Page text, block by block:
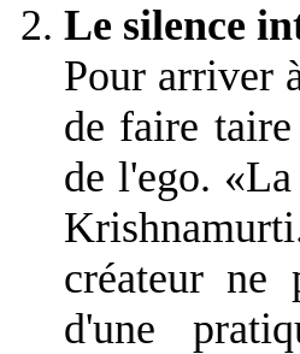
Le silence
Pour arriver
de faire
de l'ego.
créateur ne
d'une